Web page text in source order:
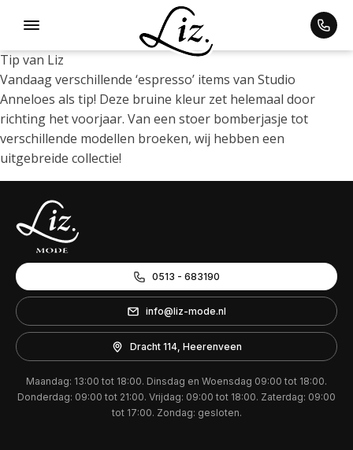
Tip van Liz
Vandaag verschillende ‘espresso’ items van Studio
Anneloes als tip! Deze bruine kleur zet helemaal door
richting het voorjaar. Van een stoer bomberjasje tot
verschillende modellen broeken, wij hebben een
uitgebreide collectie!
0513 - 683190
info@liz-mode.nl
Dracht 114, Heerenveen
Maandag: 13:00 tot 18:00. Dinsdag en Woensdag 09:00 tot 18:00.
Donderdag: 09:00 tot 21:00. Vrijdag: 09:00 tot 18:00. Zaterdag: 09:00
tot 17:00. Zondag: gesloten.